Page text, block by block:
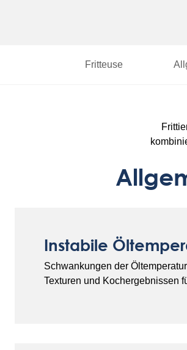
Fritteuse
Instabile
Schwankungen der
Texturen und Kochergebnissen